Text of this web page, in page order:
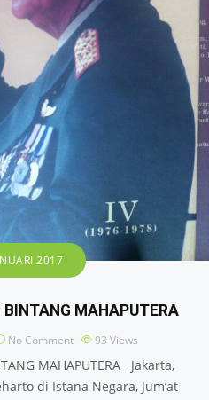
2017
BINTANG MAHAPUTERA
No Comment 93 Views
MAHAPUTERA Jakarta,
di Istana Negara, Jum’at